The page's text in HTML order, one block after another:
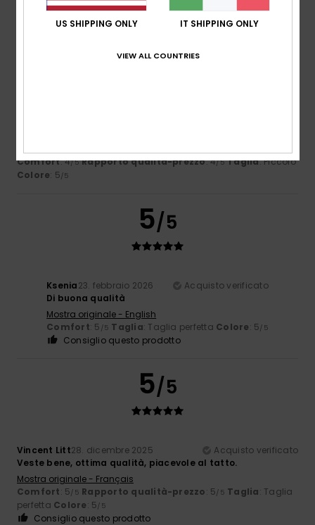
3/5
Comfort: 4/5 Rapporto qualità-prezzo: 4/5 Taglia: Piccolo
Colore: 5/5
5/5
Ksenia23. febbraio 2026
Acquisto verificato
Di buona qualità
Mostra originale - English
Comfort: 5 /5 Taglia: Taglia perfetta Colore: 5/5
Consiglio questo prodotto
5/5
Vincent Litt28. dicembre 2025
Acquisto verificato
Veste bene, ottima qualità, piacevole al tatto.
Mostra originale - Français
Comfort: 5/5 Rapporto qualità-prezzo: 5/5 Taglia: Taglia
perfetta Colore: 5/5
Consiglio questo prodotto
US SHIPPING ONLY IT SHIPPING ONLY
VIEW ALL COUNTRIES